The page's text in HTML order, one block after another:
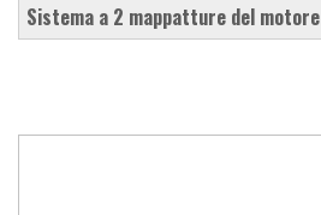
sistema a 2 mappatture del motore